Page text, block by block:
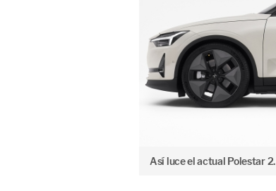
Así luce el actual Polestar 2.